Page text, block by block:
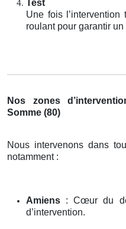
Test
Une fois
roulant pour garantir
Nos zones
Somme (80)
Nous intervenons dans
notamment :
Amiens : Cœur du
d’intervention.